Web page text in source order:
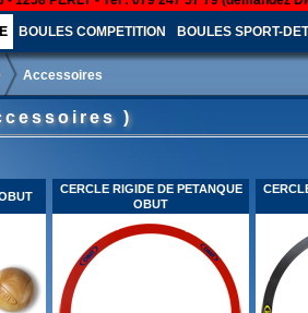
BOULES COMPETITION BOULES SPORT-
Accessoires
)
CERCLE RIGIDE DE PETANQUE
OBUT